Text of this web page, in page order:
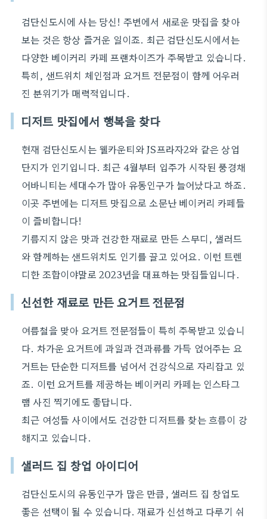
검단신도시에 사는 당신! 주변에서 새로운 맛집을 찾아
보는 것은 항상 즐거운 일이죠. 최근 검단신도시에서는
다양한 베이커리 카페 프랜차이즈가 주목받고 있습니다.
특히, 샌드위치 체인점과 요거트 전문점이 함께 어우러
진 분위기가 매력적입니다.
디저트 맛집에서 행복을 찾다
현재 검단신도시는 웰카운티와 JS프라자2와 같은 상업
단지가 인기입니다. 최근 4월부터 입주가 시작된 풍경채
어바니티는 세대수가 많아 유동인구가 늘어났다고 하죠.
이곳 주변에는 디저트 맛집으로 소문난 베이커리 카페들
이 즐비합니다!
기름지지 않은 맛과 건강한 재료로 만든 스무디, 샐러드
와 함께하는 샌드위치도 인기를 끌고 있어요. 이런 트렌
디한 조합이야말로 2023년을 대표하는 맛집들입니다.
신선한 재료로 만든 요거트 전문점
여름철을 맞아 요거트 전문점들이 특히 주목받고 있습니
다. 차가운 요거트에 과일과 견과류를 가득 얹어주는 요
거트는 단순한 디저트를 넘어서 건강식으로 자리잡고 있
죠. 이런 요거트를 제공하는 베이커리 카페는 인스타그
램 사진 찍기에도 좋답니다.
최근 여성들 사이에서도 건강한 디저트를 찾는 흐름이 강
해지고 있습니다.
샐러드 집 창업 아이디어
검단신도시의 유동인구가 많은 만큼, 샐러드 집 창업도
좋은 선택이 될 수 있습니다. 재료가 신선하고 다루기 쉬